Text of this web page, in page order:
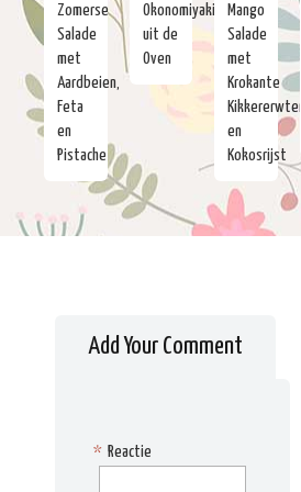
Zomerse
Salade
met
Aardbeien,
Feta
en
Pistache
Okonomiyaki
uit de
Oven
Mango
Salade
met
Krokante
Kikkererwten
en
Kokosrijst
Add Your Comment
Reactie
*